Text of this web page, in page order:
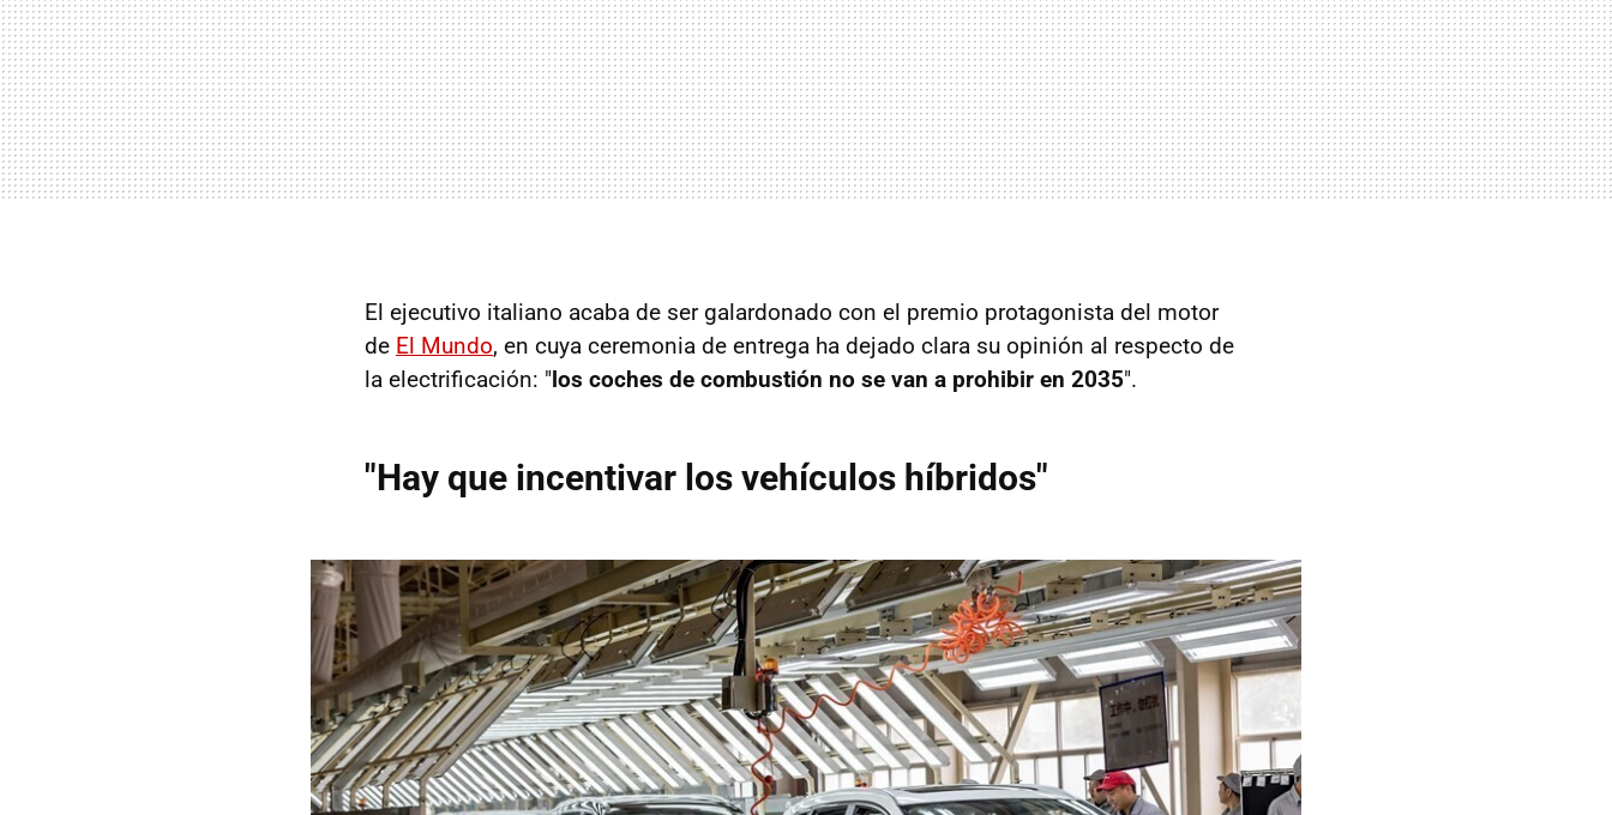
El ejecutivo italiano acaba de ser galardonado con el premio protagonista del motor
de El Mundo, en cuya ceremonia de entrega ha dejado clara su opinión al respecto de
la electrificación: "los coches de combustión no se van a prohibir en 2035".
"Hay que incentivar los vehículos híbridos"